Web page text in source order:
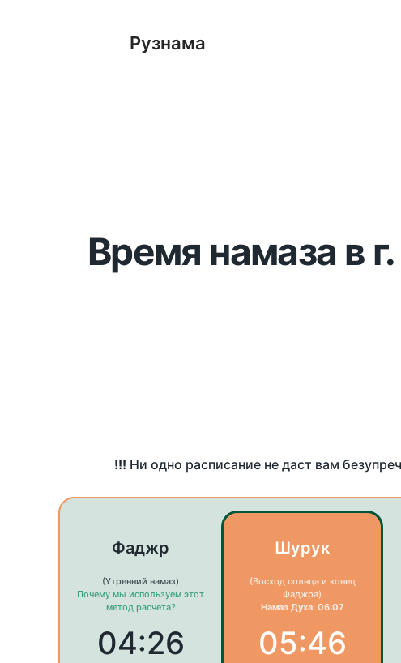
Рузнама
Время намаза в
!!! Ни одно расписание не даст вам
Фаджр
(Утренний намаз)
Почему мы используем этот
метод расчета?
04:26
Шурук
(Восход солнца и конец
Фаджра)
Намаз Духа: 06:07
05:46